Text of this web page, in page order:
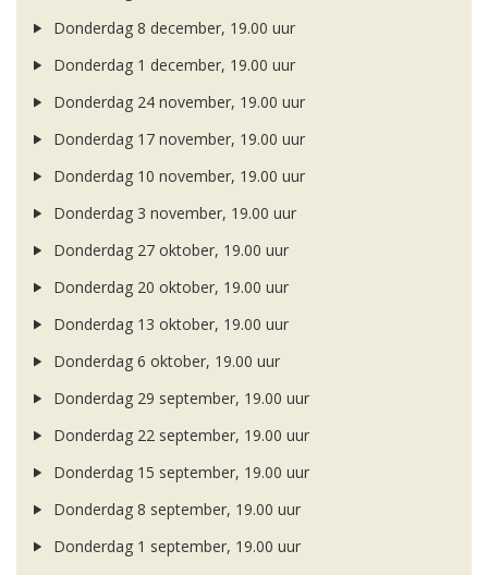
Donderdag 8 december, 19.00 uur
Donderdag 1 december, 19.00 uur
Donderdag 24 november, 19.00 uur
Donderdag 17 november, 19.00 uur
Donderdag 10 november, 19.00 uur
Donderdag 3 november, 19.00 uur
Donderdag 27 oktober, 19.00 uur
Donderdag 20 oktober, 19.00 uur
Donderdag 13 oktober, 19.00 uur
Donderdag 6 oktober, 19.00 uur
Donderdag 29 september, 19.00 uur
Donderdag 22 september, 19.00 uur
Donderdag 15 september, 19.00 uur
Donderdag 8 september, 19.00 uur
Donderdag 1 september, 19.00 uur